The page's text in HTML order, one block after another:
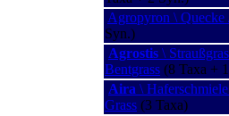
Agropyron \ Quecke
Syn.)
Agrostis \
Bentgrass (8 Taxa +
Aira \
Grass (3 Taxa)